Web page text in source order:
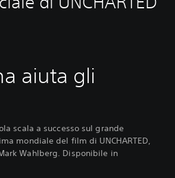
aiuta gli
scala a successo sul grande
mondiale del film di UNCHARTED,
Wahlberg. Disponibile in